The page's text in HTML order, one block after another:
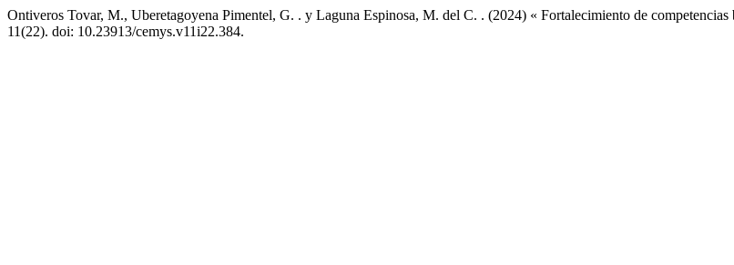
Ontiveros Tovar, M., Uberetagoyena Pimentel, G. . y Laguna Espinosa, M. del C. . (2024) « Fortalecimiento de competencias
11(22). doi: 10.23913/cemys.v11i22.384.